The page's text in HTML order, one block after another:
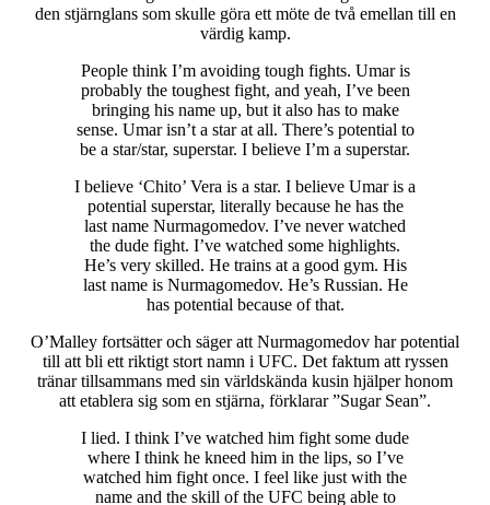
den stjärnglans som skulle göra ett möte de två emellan till en
värdig kamp.
People think I’m avoiding tough fights. Umar is
probably the toughest fight, and yeah, I’ve been
bringing his name up, but it also has to make
sense. Umar isn’t a star at all. There’s potential to
be a star/star, superstar. I believe I’m a superstar.
I believe ‘Chito’ Vera is a star. I believe Umar is a
potential superstar, literally because he has the
last name Nurmagomedov. I’ve never watched
the dude fight. I’ve watched some highlights.
He’s very skilled. He trains at a good gym. His
last name is Nurmagomedov. He’s Russian. He
has potential because of that.
O’Malley fortsätter och säger att Nurmagomedov har potential
till att bli ett riktigt stort namn i UFC. Det faktum att ryssen
tränar tillsammans med sin världskända kusin hjälper honom
att etablera sig som en stjärna, förklarar ”Sugar Sean”.
I lied. I think I’ve watched him fight some dude
where I think he kneed him in the lips, so I’ve
watched him fight once. I feel like just with the
name and the skill of the UFC being able to